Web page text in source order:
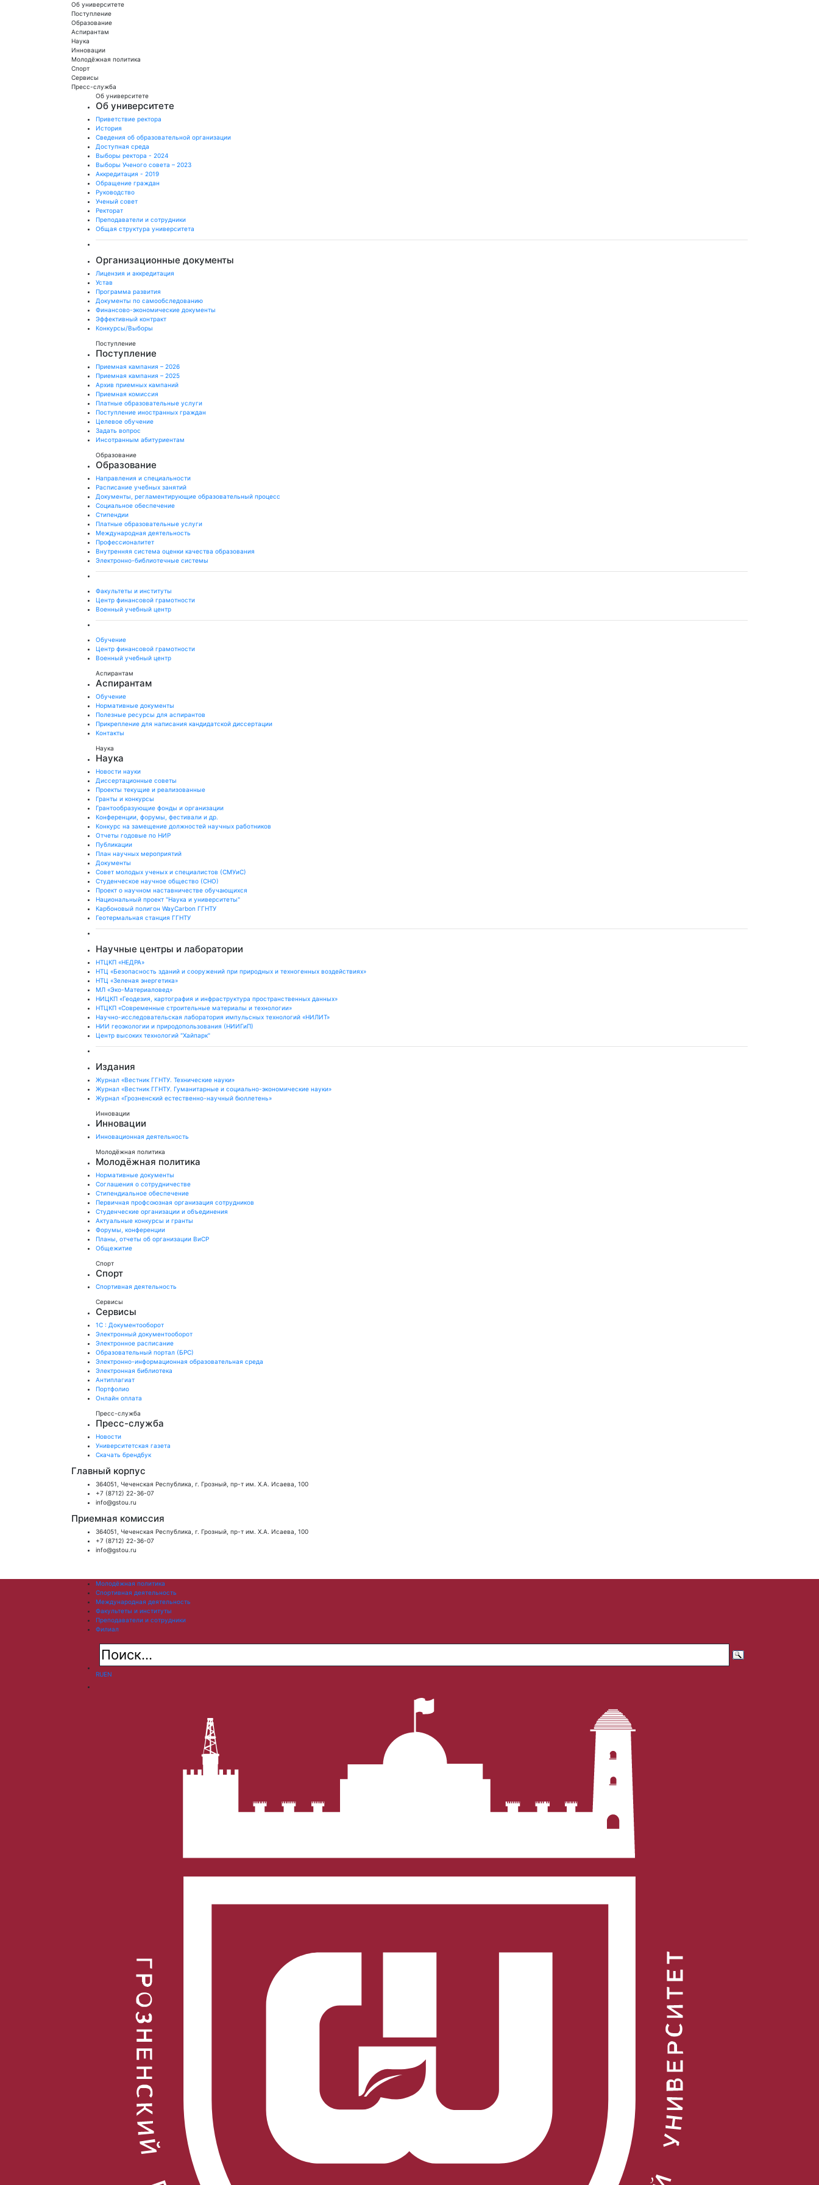
Об университете
Поступление
Образование
Аспирантам
Наука
Инновации
Молодёжная политика
Спорт
Сервисы
Пресс-служба
Об университете
Об университете
Приветствие ректора
История
Сведения об образовательной организации
Доступная среда
Выборы ректора - 2024
Выборы Ученого совета – 2023
Аккредитация - 2019
Обращение граждан
Руководство
Ученый совет
Ректорат
Преподаватели и сотрудники
Общая структура университета
Организационные документы
Лицензия и аккредитация
Устав
Программа развития
Документы по самообследованию
Финансово-экономические документы
Эффективный контракт
Конкурсы/Выборы
Поступление
Поступление
Приемная кампания – 2026
Приемная кампания – 2025
Архив приемных кампаний
Приемная комиссия
Платные образовательные услуги
Поступление иностранных граждан
Целевое обучение
Задать вопрос
Инсотранным абитуриентам
Образование
Образование
Направления и специальности
Расписание учебных занятий
Документы, регламентирующие образовательный процесс
Социальное обеспечение
Стипендии
Платные образовательные услуги
Международная деятельность
Профессионалитет
Внутренняя система оценки качества образования
Электронно-библиотечные системы
Факультеты и институты
Центр финансовой грамотности
Военный учебный центр
Обучение
Центр финансовой грамотности
Военный учебный центр
Аспирантам
Аспирантам
Обучение
Нормативные документы
Полезные ресурсы для аспирантов
Прикрепление для написания кандидатской диссертации
Контакты
Наука
Наука
Новости науки
Диссертационные советы
Проекты текущие и реализованные
Гранты и конкурсы
Грантообразующие фонды и организации
Конференции, форумы, фестивали и др.
Конкурс на замещение должностей научных работников
Отчеты годовые по НИР
Публикации
План научныx мероприятий
Документы
Совет молодых ученых и специалистов (СМУиС)
Студенческое научное общество (СНО)
Проект о научном наставничестве обучающихся
Национальный проект "Наука и университеты"
Карбоновый полигон WayCarbon ГГНТУ
Геотермальная станция ГГНТУ
Научные центры и лаборатории
НТЦКП «НЕДРА»
НТЦ «Безопасность зданий и сооружений при природных и техногенных воздействиях»
НТЦ «Зеленая энергетика»
МЛ «Эко-Материаловед»
НИЦКП «Геодезия, картография и инфраструктура пространственных данных»
НТЦКП «Современные строительные материалы и технологии»
Научно-исследовательская лаборатория импульсных технологий «НИЛИТ»
НИИ геоэкологии и природопользования (НИИГиП)
Центр высоких технологий "Хайпарк"
Издания
Журнал «Вестник ГГНТУ. Технические науки»
Журнал «Вестник ГГНТУ. Гуманитарные и социально-экономические науки»
Журнал «Грозненский естественно-научный бюллетень»
Инновации
Инновации
Инновационная деятельность
Молодёжная политика
Молодёжная политика
Нормативные документы
Соглашения о сотрудничестве
Стипендиальное обеспечение
Первичная профсоюзная организация сотрудников
Студенческие организации и объединения
Актуальные конкурсы и гранты
Форумы, конференции
Планы, отчеты об организации ВиСР
Общежитие
Спорт
Спорт
Спортивная деятельность
Сервисы
Сервисы
1С : Документооборот
Электронный документооборот
Электронное расписание
Образовательный портал (БРС)
Электронно-информационная образовательная среда
Электронная библиотека
Антиплагиат
Портфолио
Онлайн оплата
Пресс-служба
Пресс-служба
Новости
Университетская газета
Скачать брендбук
Главный корпус
364051, Чеченская Республика, г. Грозный, пр-т им. Х.А. Исаева, 100
+7 (8712) 22-36-07
info@gstou.ru
Приемная комиссия
364051, Чеченская Республика, г. Грозный, пр-т им. Х.А. Исаева, 100
+7 (8712) 22-36-07
info@gstou.ru
Молодёжная политика
Спортивная деятельность
Международная деятельность
Факультеты и институты
Преподаватели и сотрудники
Филиал
RUEN